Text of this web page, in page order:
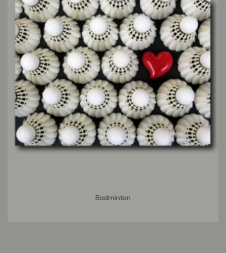
Badminton